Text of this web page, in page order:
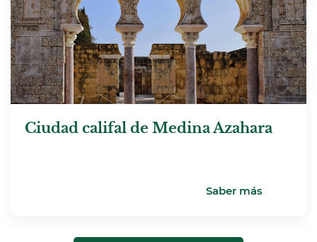
Ciudad califal de Medina Azahara
Saber más